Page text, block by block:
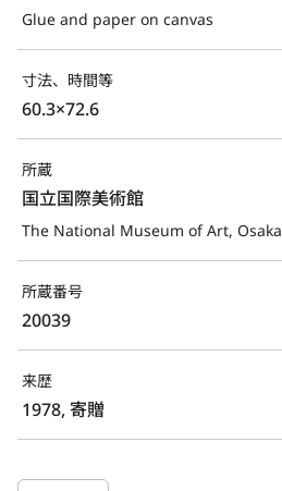
Glue and paper on canvas
寸法、時間等
60.3×72.6
所蔵
国立国際美術館
The National Museum of Art, Osaka
所蔵番号
20039
来歴
1978, 寄贈